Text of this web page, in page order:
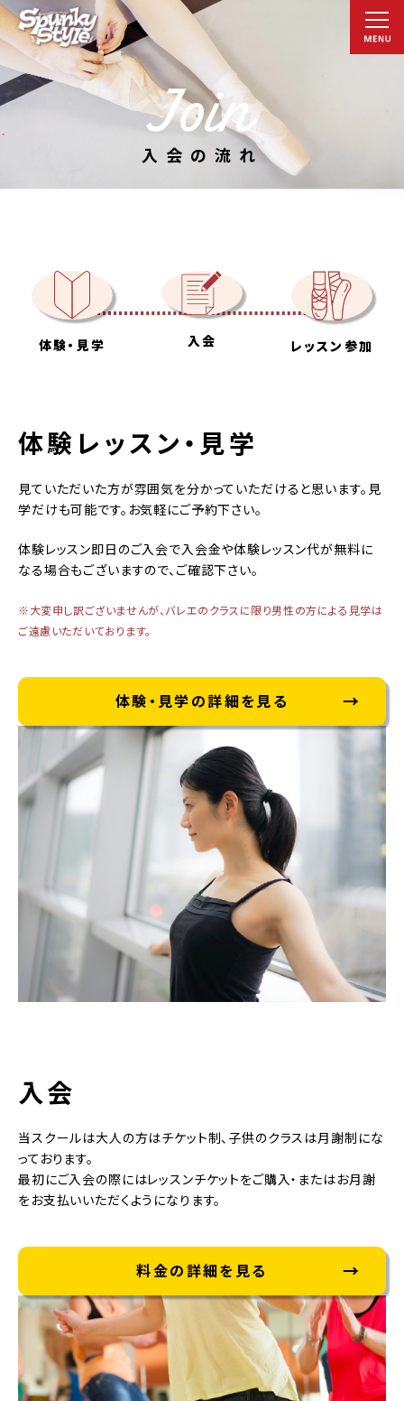
入会の流れ
体験・見学 入会 レッスン参加
体験レッスン・見学
見ていただいた方が雰囲気を分かっていただけると思います。見
学だけも可能です。お気軽にご予約下さい。
体験レッスン即日のご入会で入会金や体験レッスン代が無料に
なる場合もございますので、ご確認下さい。
※大変申し訳ございませんが、バレエのクラスに限り男性の方による見学は
ご遠慮いただいております。
体験・見学の詳細を見る
入会
当スクールは大人の方はチケット制、子供のクラスは月謝制にな
っております。
最初にご入会の際にはレッスンチケットをご購入・またはお月謝
をお支払いいただくようになります。
料金の詳細を見る